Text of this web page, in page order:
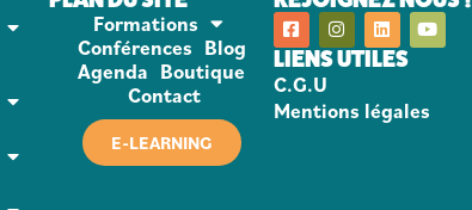
Formations
Conférences Blog
Agenda Boutique
Contact
E-LEARNING
LIENS UTILES
C.G.U
Mentions légales